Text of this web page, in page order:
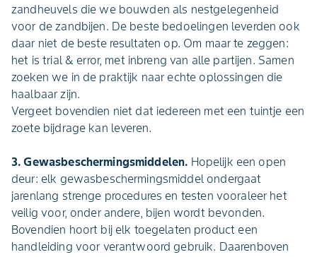
zandheuvels die we bouwden als nestgelegenheid
voor de zandbijen. De beste bedoelingen leverden ook
daar niet de beste resultaten op. Om maar te zeggen:
het is trial & error, met inbreng van alle partijen. Samen
zoeken we in de praktijk naar echte oplossingen die
haalbaar zijn.
Vergeet bovendien niet dat iedereen met een tuintje een
zoete bijdrage kan leveren.
3. Gewasbeschermingsmiddelen. Hopelijk een open
deur: elk gewasbeschermingsmiddel ondergaat
jarenlang strenge procedures en testen vooraleer het
veilig voor, onder andere, bijen wordt bevonden.
Bovendien hoort bij elk toegelaten product een
handleiding voor verantwoord gebruik. Daarenboven